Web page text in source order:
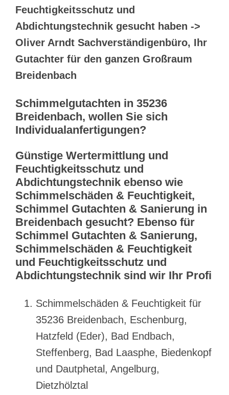
Feuchtigkeitsschutz und
Abdichtungstechnik gesucht haben ->
Oliver Arndt Sachverständigenbüro, Ihr
Gutachter für den ganzen Großraum
Breidenbach
Schimmelgutachten in 35236
Breidenbach, wollen Sie sich
Individualanfertigungen?
Günstige Wertermittlung und
Feuchtigkeitsschutz und
Abdichtungstechnik ebenso wie
Schimmelschäden & Feuchtigkeit,
Schimmel Gutachten & Sanierung in
Breidenbach gesucht? Ebenso für
Schimmel Gutachten & Sanierung,
Schimmelschäden & Feuchtigkeit
und Feuchtigkeitsschutz und
Abdichtungstechnik sind wir Ihr Profi
Schimmelschäden & Feuchtigkeit für
35236 Breidenbach, Eschenburg,
Hatzfeld (Eder), Bad Endbach,
Steffenberg, Bad Laasphe, Biedenkopf
und Dautphetal, Angelburg,
Dietzhölztal